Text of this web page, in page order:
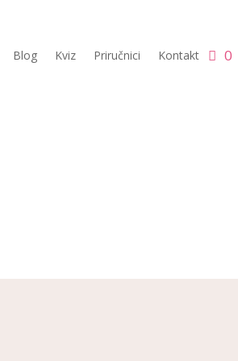
Blog Kviz Priručnici Kontakt 0